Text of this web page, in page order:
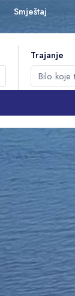
Smještaj
Trajanje